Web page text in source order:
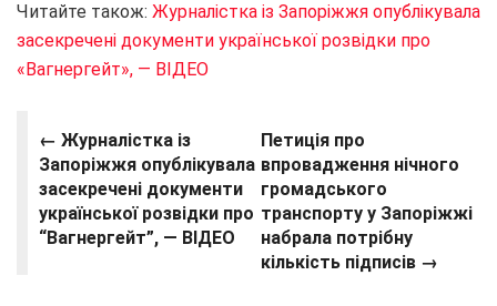
Читайте також: Журналістка із Запоріжжя опублікувала
засекречені документи української розвідки про
«Вагнергейт», — ВІДЕО
← Журналістка із
Запоріжжя опублікувала
засекречені документи
української розвідки про
“Вагнергейт”, — ВІДЕО
Петиція про
впровадження нічного
громадського
транспорту у Запоріжжі
набрала потрібну
кількість підписів →